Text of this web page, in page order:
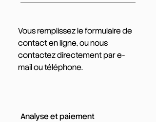
Vous remplissez le formulaire de
contact en ligne, ou nous
contactez directement par e-
mail ou téléphone.
Analyse et paiement